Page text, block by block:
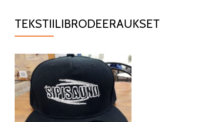
TEKSTIILIBRODEERAUKSET